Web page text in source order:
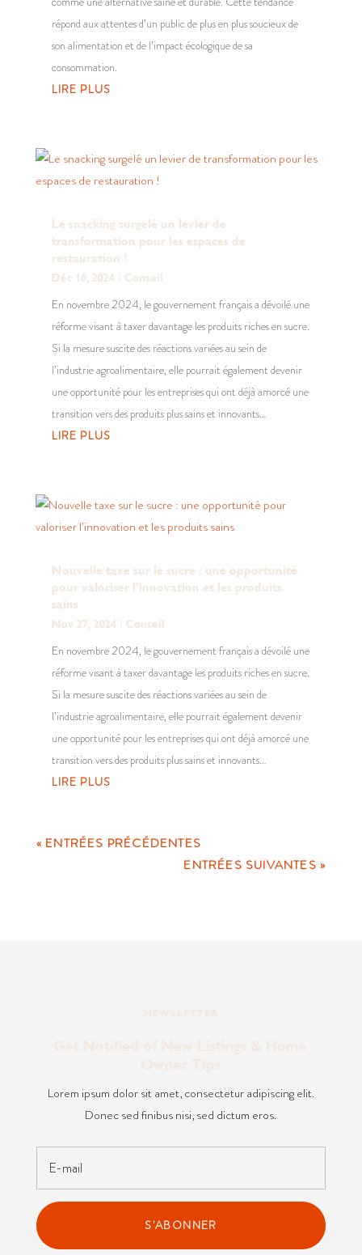
répond aux attentes d’un public de plus en plus soucieux de
son alimentation et de l’impact écologique de sa
consommation.
LIRE PLUS
Le snacking surgelé un levier de
transformation pour les espaces de
restauration !
Déc 16, 2024 Conseil
En novembre 2024, le gouvernement français a dévoilé une
réforme visant à taxer davantage les produits riches en sucre.
Si la mesure suscite des réactions variées au sein de
l’industrie agroalimentaire, elle pourrait également devenir
une opportunité pour les entreprises qui ont déjà amorcé une
transition vers des produits plus sains et innovants…
LIRE PLUS
Nouvelle taxe sur le sucre : une opportunité
pour valoriser l’innovation et les produits
sains
Nov 27, 2024 Conseil
En novembre 2024, le gouvernement français a dévoilé une
réforme visant à taxer davantage les produits riches en sucre.
Si la mesure suscite des réactions variées au sein de
l’industrie agroalimentaire, elle pourrait également devenir
une opportunité pour les entreprises qui ont déjà amorcé une
transition vers des produits plus sains et innovants…
LIRE PLUS
« ENTRÉES PRÉCÉDENTES
ENTRÉES SUIVANTES »
Lorem ipsum dolor sit amet, consectetur adipiscing elit.
Donec sed finibus nisi, sed dictum eros.
S'ABONNER